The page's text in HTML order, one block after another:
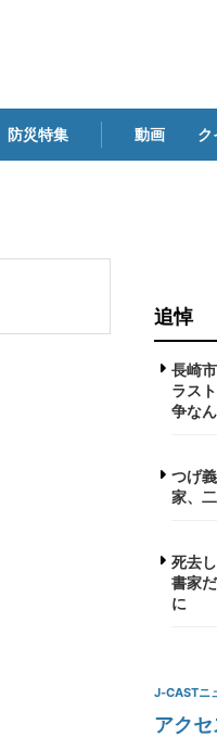
防災特集 動画 ク
追悼
長崎
ラス
争な
つげ
家、
死去
書家
に
J-CASTニ
アク